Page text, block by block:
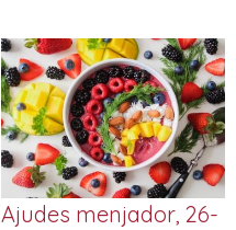
Ajudes menjador, 26-